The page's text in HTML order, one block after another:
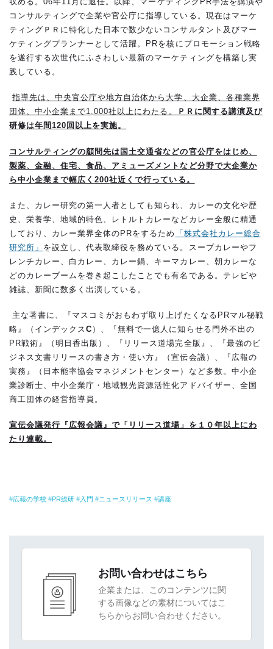
コンサルティングで企業や官公庁に指導している。現在はマーケ
ティングＰＲに特化した日本で数少ないコンサルタント及びマー
ケティングプランナーとして活躍。
PRを核にプロモーション戦略
を遂行する次世代にふさわしい最新のマーケティングを構築し実
践している。
指導先は、中央官公庁や地方自治体から大学、大企業、各種業界
団体、中小企業まで1,000社以上にわたる。
ＰＲに関する講演及び
研修は年間120 回以上を実施。
コンサルティングの顧問先は国土交通省などの官公庁をはじめ、
製薬、金融、住宅、食品、アミューズメントなど分野で大企業か
ら中小企業まで幅広く200社近くで行っている。
また、カレー研究の第一人者としても知られ、カレーの文化や歴
史、栄養学、地域的特色、レトルトカレーなどカレー全般に精通
しており、カレー業界全体のPRをするため
「株式会社カレー総合
研究所」 を設立し、代表取締役を務めている。スープカレーやフ
レンチカレー、白カレー、カレー鍋、キーマカレー、朝カレーな
どのカレーブームを巻き起こしたことでも有名である。テレビや
雑誌、新聞に数多く出演している。
主な著書に、『マスコミがおもわず取り上げたくなる PRマル秘戦
略』（インデックスC ）、『無料で一億人に知らせる門外不出の
PR戦術』（明日香出版）、『リリース道場完全版』、『最強のビ
ジネス文書リリースの書き方・使い方』（宣伝会議）、『広報の
実務』（日本能率協会マネジメントセンター）など多数。中小企
業診断士、中小企業庁・地域観光資源活性化アドバイザー、全国
商工団体の経営指導員。
宣伝会議発行『広報会議』で「リリース道場」を１０年以上にわ
たり連載。
広報の学校 PR総研 入門 ニュースリリース 講座
お問い合わせはこちら
企業または、このコンテンツに関
する画像などの素材についてはこ
ちらからお問い合わせください。